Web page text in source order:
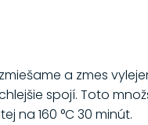
a zmes
spojí. Toto
na 160 °C 30 minút.